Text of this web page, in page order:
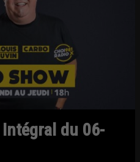
du 06-